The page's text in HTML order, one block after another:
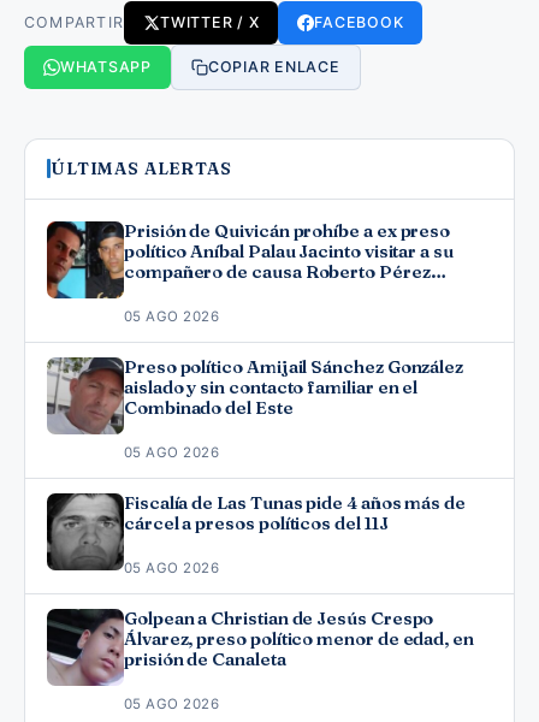
COMPARTIR TWITTER / X FACEBOOK
WHATSAPP COPIAR ENLACE
ÚLTIMAS ALERTAS
Prisión de Quivicán prohíbe a ex preso
político Aníbal Palau Jacinto visitar a su
compañero de causa Roberto Pérez
05 AGO 2026
Preso político Amijail Sánchez González
aislado y sin contacto familiar en el
Combinado del Este
05 AGO 2026
Fiscalía de Las Tunas pide 4 años más de
cárcel a presos políticos del 11J
05 AGO 2026
Golpean a Christian de Jesús Crespo
Álvarez, preso político menor de edad, en
prisión de Canaleta
05 AGO 2026